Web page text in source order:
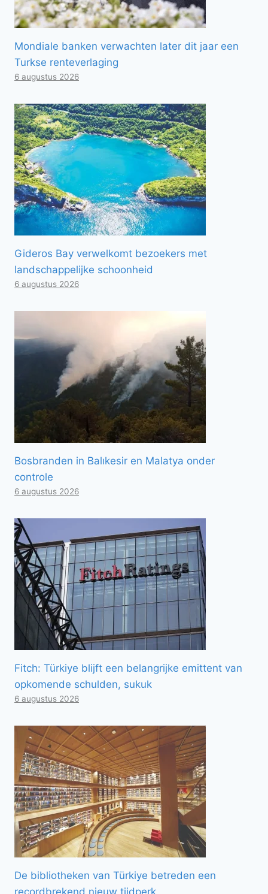
Mondiale banken verwachten later dit jaar een
Turkse renteverlaging
6 augustus 2026
Gideros Bay verwelkomt bezoekers met
landschappelijke schoonheid
6 augustus 2026
Bosbranden in Balıkesir en Malatya onder
controle
6 augustus 2026
Fitch: Türkiye blijft een belangrijke emittent van
opkomende schulden, sukuk
6 augustus 2026
De bibliotheken van Türkiye betreden een
recordbrekend nieuw tijdperk